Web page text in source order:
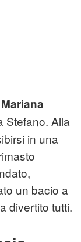
Mariana
Stefano. Alla
in una
un bacio a
divertito tutti.